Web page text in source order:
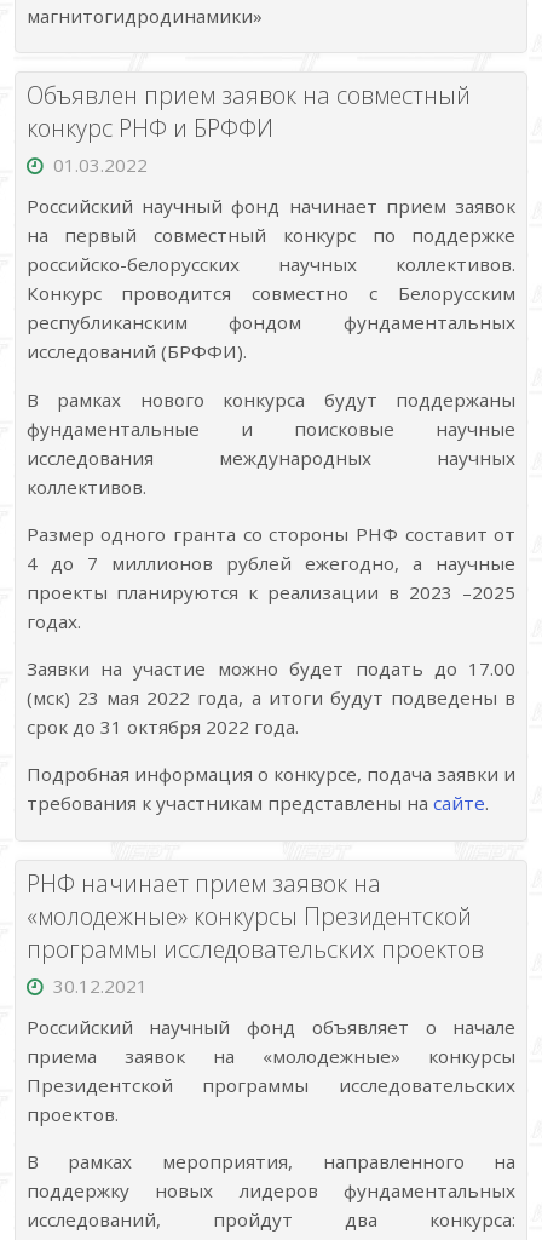
магнитогидродинамики»
Объявлен прием заявок на совместный
конкурс РНФ и БРФФИ
01.03.2022
Российский научный фонд начинает прием заявок
на первый совместный конкурс по поддержке
российско-белорусских научных коллективов.
Конкурс проводится совместно с Белорусским
республиканским фондом фундаментальных
исследований (БРФФИ).
В рамках нового конкурса будут поддержаны
фундаментальные и поисковые научные
исследования международных научных
коллективов.
Размер одного гранта со стороны РНФ составит от
4 до 7 миллионов рублей ежегодно, а научные
проекты планируются к реализации в 2023 –2025
годах.
Заявки на участие можно будет подать до 17.00
(мск) 23 мая 2022 года, а итоги будут подведены в
срок до 31 октября 2022 года.
Подробная информация о конкурсе, подача заявки и
требования к участникам представлены на сайте.
РНФ начинает прием заявок на
«молодежные» конкурсы Президентской
программы исследовательских проектов
30.12.2021
Российский научный фонд объявляет о начале
приема заявок на «молодежные» конкурсы
Президентской программы исследовательских
проектов.
В рамках мероприятия, направленного на
поддержку новых лидеров фундаментальных
исследований, пройдут два конкурса: